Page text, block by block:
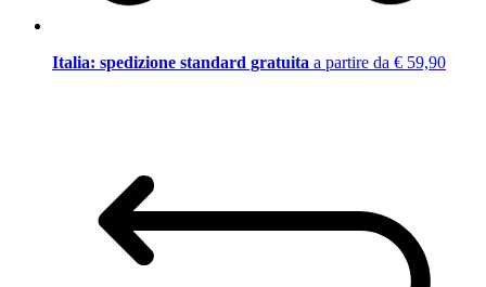
Italia: spedizione standard gratuita a partire da € 59,90